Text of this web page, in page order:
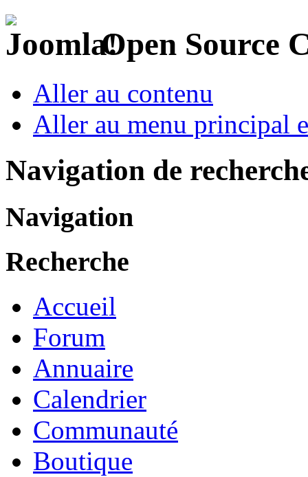
Open Source
Aller au contenu
Aller au menu principal
Navigation de
Navigation
Recherche
Accueil
Forum
Annuaire
Calendrier
Communauté
Boutique